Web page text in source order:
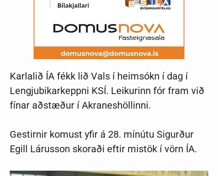
Karlalið ÍA fékk lið Vals í heimsókn í dag í
Lengjubikarkeppni KSÍ. Leikurinn fór fram við
fínar aðstæður í Akraneshöllinni.
Gestirnir komust yfir á 28. mínútu Sigurður
Egill Lárusson skoraði eftir mistök í vörn ÍA.